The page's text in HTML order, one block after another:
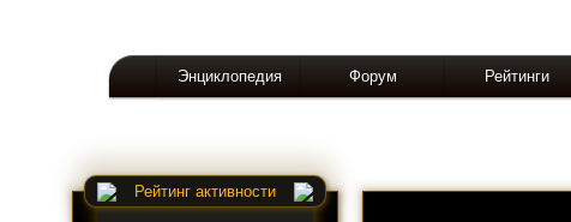
Энциклопедия Форум Рейтинги
Рейтинг активности